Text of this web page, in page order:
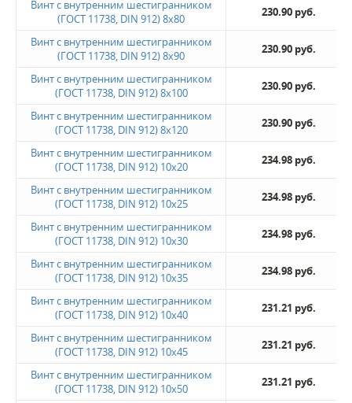
Винт с внутренним шестигранником
(ГОСТ 11738, DIN 912) 8х80
230.90 руб.
Винт с внутренним шестигранником
(ГОСТ 11738, DIN 912) 8х90
230.90 руб.
Винт с внутренним шестигранником
(ГОСТ 11738, DIN 912) 8х100
230.90 руб.
Винт с внутренним шестигранником
(ГОСТ 11738, DIN 912) 8х120
230.90 руб.
Винт с внутренним шестигранником
(ГОСТ 11738, DIN 912) 10х20
234.98 руб.
Винт с внутренним шестигранником
(ГОСТ 11738, DIN 912) 10х25
234.98 руб.
Винт с внутренним шестигранником
(ГОСТ 11738, DIN 912) 10х30
234.98 руб.
Винт с внутренним шестигранником
(ГОСТ 11738, DIN 912) 10х35
234.98 руб.
Винт с внутренним шестигранником
(ГОСТ 11738, DIN 912) 10х40
231.21 руб.
Винт с внутренним шестигранником
(ГОСТ 11738, DIN 912) 10х45
231.21 руб.
Винт с внутренним шестигранником
(ГОСТ 11738, DIN 912) 10х50
231.21 руб.